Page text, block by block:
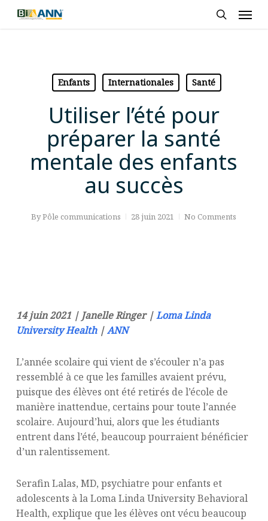
Skip
Enfants Internationales Santé
Utiliser l’été pour
préparer la santé
mentale des enfants
au succès
ByPôle communications 28 juin 2021 No Comments
14 juin 2021 | Janelle Ringer |Loma Linda
University Health|ANN
L’année scolaire qui vient de s’écouler n’a pas
ressemblé à ce que les familles avaient prévu,
puisque des élèves ont été retirés de l’école de
manière inattendue, certains pour toute l’année
scolaire. Aujourd’hui, alors que les étudiants
entrent dans l’été, beaucoup pourraient bénéficier
d’un ralentissement.
Serafin Lalas, MD, psychiatre pour enfants et
adolescents à la Loma Linda University Behavioral
Health, explique que les élèves ont vécu beaucoup